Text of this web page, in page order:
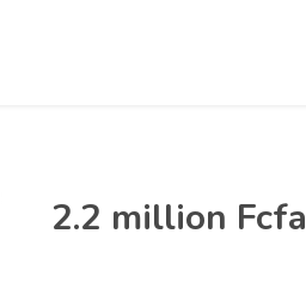
2.2 million Fcfa